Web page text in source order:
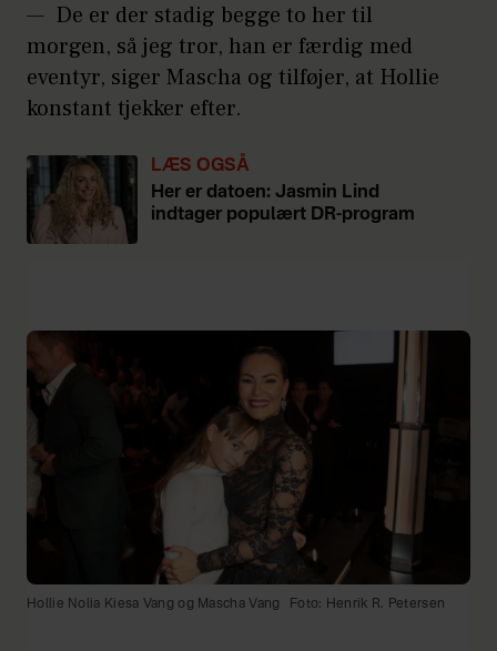
— De er der stadig begge to her til
morgen, så jeg tror, han er færdig med
eventyr, siger Mascha og tilføjer, at Hollie
konstant tjekker efter.
LÆS OGSÅ
Her er datoen: Jasmin Lind
indtager populært DR-program
Hollie Nolia Kiesa Vang og Mascha Vang Foto: Henrik R. Petersen